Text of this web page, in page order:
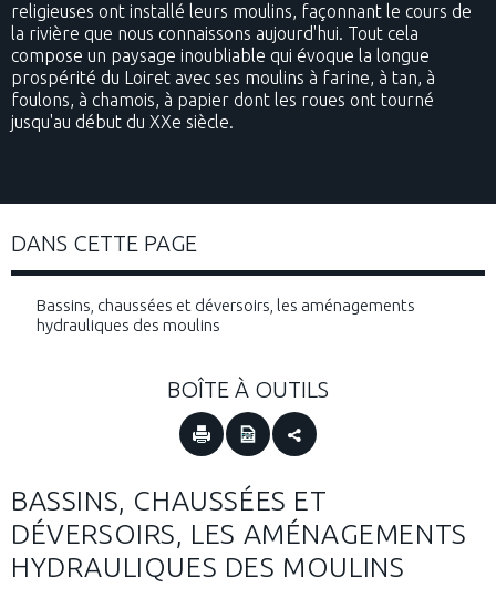
religieuses ont installé leurs moulins, façonnant le cours de
la rivière que nous connaissons aujourd'hui. Tout cela
compose un paysage inoubliable qui évoque la longue
prospérité du Loiret avec ses moulins à farine, à tan, à
foulons, à chamois, à papier dont les roues ont tourné
jusqu'au début du XXe siècle.
DANS CETTE PAGE
Bassins, chaussées et déversoirs, les aménagements
hydrauliques des moulins
BOÎTE À OUTILS
BASSINS, CHAUSSÉES ET
DÉVERSOIRS, LES AMÉNAGEMENTS
HYDRAULIQUES DES MOULINS